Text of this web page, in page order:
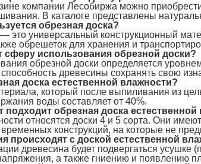
компании Лесобиржа можно
В каталоге представлены
обрезная доска?
это универсальный конструкционный
обрешеток для хранения и
сферу использования обрезной доски?
обрезной доски определяется
способность древесины сохранять свою
доска естественной влажности?
который после выпиливания из
воды составляет от 40%.
подходит обрезная доска
относятся доски 4 и 5 сорта. Они
конструкций, на которые не
происходят с доской естественной
древесина будет подвергаться
а также гниению и появлению